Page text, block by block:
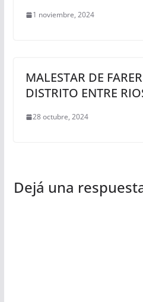
1 noviembre, 2024
MALESTAR DE
DISTRITO ENTRE
28 octubre, 2024
Dejá una